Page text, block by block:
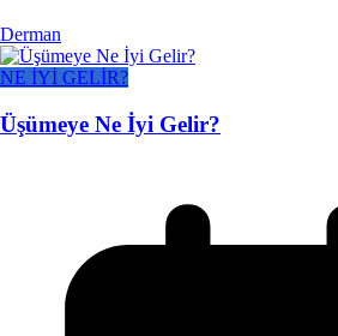
Derman
NE İYİ GELİR?
Üşümeye Ne İyi Gelir?